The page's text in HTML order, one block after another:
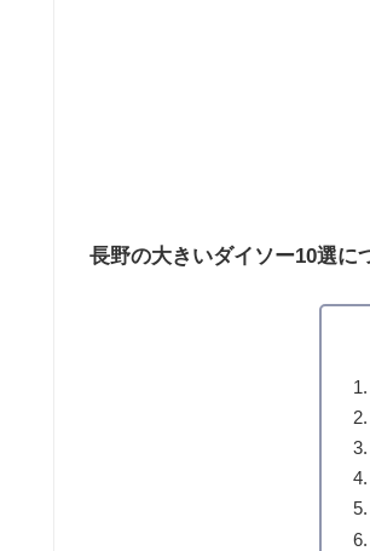
長野の大きいダイソー10選に